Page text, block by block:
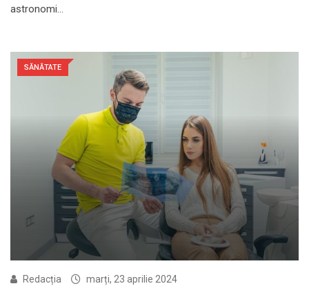
astronomi…
SĂNĂTATE
Redacția marți, 23 aprilie 2024